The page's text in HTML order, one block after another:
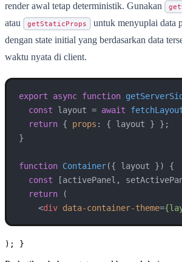
render awal tetap deterministik. Gunakan
atau getStaticProps
untuk menyuplai data
dengan state initial yang berdasarkan data
waktu nyata di client.
export async function
const layout = await
return { props : { layout } };
}
function Container({ layout }) {
const [activePanel,
return (
<div data-container-theme=
); }